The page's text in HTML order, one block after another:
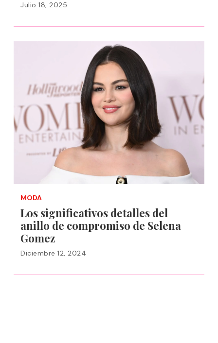
Julio 18, 2025
MODA
Los significativos detalles del
anillo de compromiso de Selena
Gomez
Diciembre 12, 2024